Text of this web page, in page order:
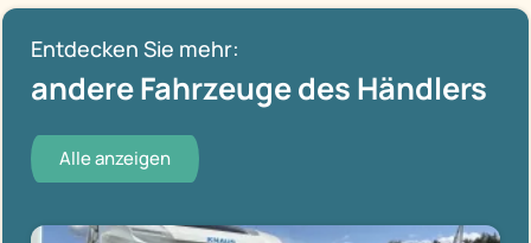
Entdecken Sie mehr:
andere Fahrzeuge des Händlers
Alle anzeigen